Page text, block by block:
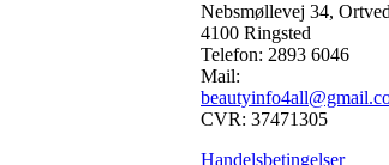
Nebsmøllevej 34,
4100 Ringsted
Telefon: 2893 6046
Mail:
CVR: 37471305
Handelsbetingelser